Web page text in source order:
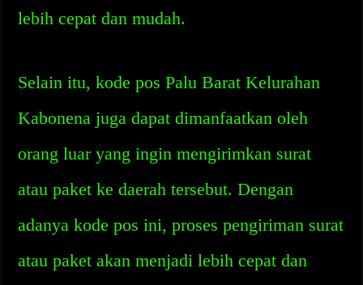
lebih cepat dan mudah.
Selain itu, kode pos Palu Barat Kelurahan
Kabonena juga dapat dimanfaatkan oleh
orang luar yang ingin mengirimkan surat
atau paket ke daerah tersebut. Dengan
adanya kode pos ini, proses pengiriman surat
atau paket akan menjadi lebih cepat dan